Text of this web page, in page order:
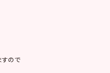
すので